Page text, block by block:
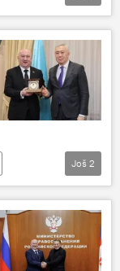
Rusija
Još 2